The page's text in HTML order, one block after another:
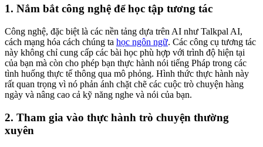
1. Nắm bắt công nghệ để học tập tương tác
Công nghệ, đặc biệt là các nền tảng dựa trên AI như Talkpal AI,
cách mạng hóa cách chúng ta học ngôn ngữ. Các công cụ tương tác
này không chỉ cung cấp các bài học phù hợp với trình độ hiện tại
của bạn mà còn cho phép bạn thực hành nói tiếng Pháp trong các
tình huống thực tế thông qua mô phỏng. Hình thức thực hành này
rất quan trọng vì nó phản ánh chặt chẽ các cuộc trò chuyện hàng
ngày và nâng cao cả kỹ năng nghe và nói của bạn.
2. Tham gia vào thực hành trò chuyện thường
xuyên